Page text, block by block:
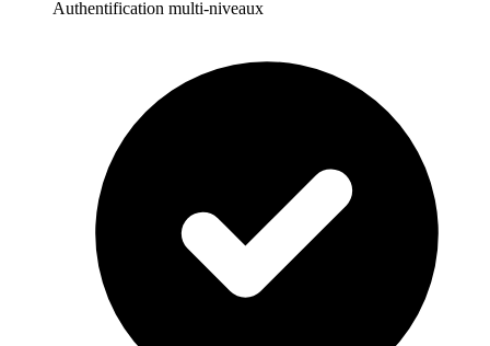
Authentification multi-niveaux